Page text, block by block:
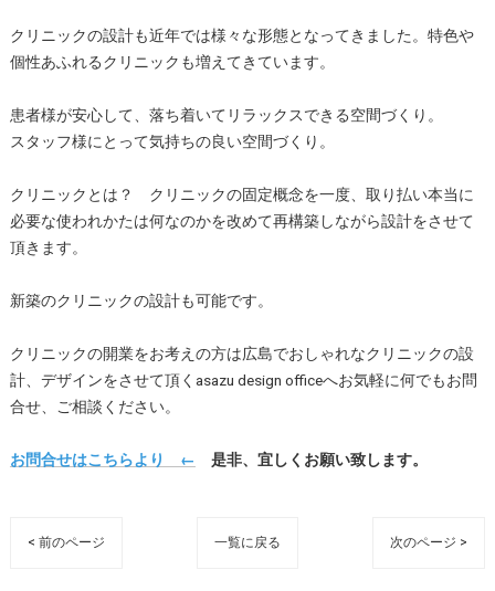
クリニックの設計も近年では様々な形態となってきました。特色や
個性あふれるクリニックも増えてきています。
患者様が安心して、落ち着いてリラックスできる空間づくり。
スタッフ様にとって気持ちの良い空間づくり。
クリニックとは？ クリニックの固定概念を一度、取り払い本当に
必要な使われかたは何なのかを改めて再構築しながら設計をさせて
頂きます。
新築のクリニックの設計も可能です。
クリニックの開業をお考えの方は広島でおしゃれなクリニックの設
計、デザインをさせて頂くasazu design officeへお気軽に何でもお問
合せ、ご相談ください。
お問合せはこちらより ← 是非、宜しくお願い致します。
< 前のページ 一覧に戻る 次のページ >